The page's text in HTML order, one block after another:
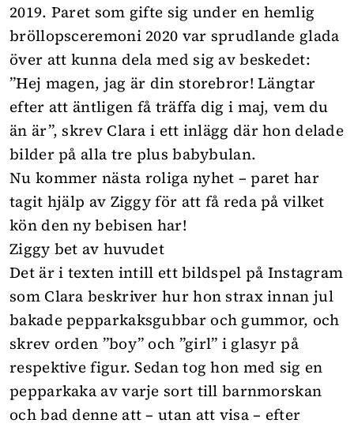
2019. Paret som gifte sig under en hemlig
bröllopsceremoni 2020 var sprudlande glada
över att kunna dela med sig av beskedet:
”Hej magen, jag är din storebror! Längtar
efter att äntligen få träffa dig i maj, vem du
än är”, skrev Clara i ett inlägg där hon delade
bilder på alla tre plus babybulan.
Nu kommer nästa roliga nyhet – paret har
tagit hjälp av Ziggy för att få reda på vilket
kön den ny bebisen har!
Ziggy bet av huvudet
Det är i texten intill ett bildspel på Instagram
som Clara beskriver hur hon strax innan jul
bakade pepparkaksgubbar och gummor, och
skrev orden ”boy” och ”girl” i glasyr på
respektive figur. Sedan tog hon med sig en
pepparkaka av varje sort till barnmorskan
och bad denne att – utan att visa – efter